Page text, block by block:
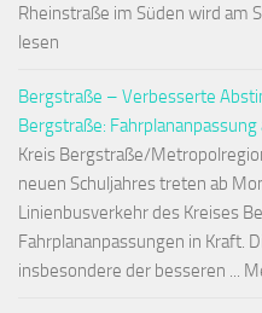
Rheinstraße im Süden wird am
lesen
Bergstraße – Verbesserte
Bergstraße:
Kreis Bergstraße/
neuen Schuljahres treten ab
Linienbusverkehr des Kreises
Fahrplananpassungen in Kraft.
insbesondere der besseren ...